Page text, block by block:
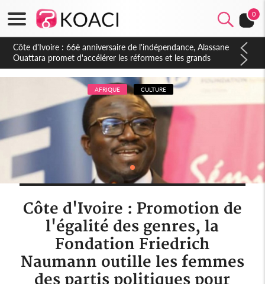
0
Côte d'Ivoire : À Abidjan, Amadou Oury Bah admire le modèle
ivoirien et veut s'en inspirer pour accélérer le développement
de la Guinée
AFRIQUE CULTURE
Côte d'Ivoire : Promotion de
l'égalité des genres, la
Fondation Friedrich
Naumann outille les femmes
des partis politiques pour